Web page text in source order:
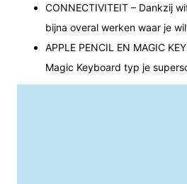
CONNECTIVITEIT – Dankzij
bijna overal werken waar je
APPLE PENCIL EN MAGIC
Magic Keyboard typ je